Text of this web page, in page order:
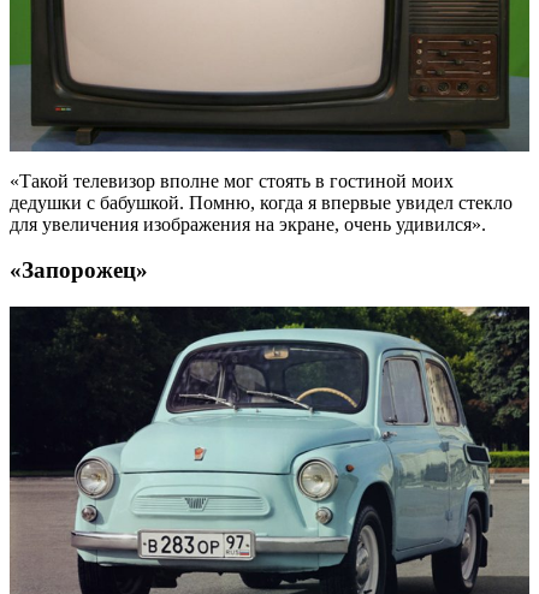
«Такой телевизор вполне мог стоять в гостиной моих
дедушки с бабушкой. Помню, когда я впервые увидел стекло
для увеличения изображения на экране, очень удивился».
«Запорожец»